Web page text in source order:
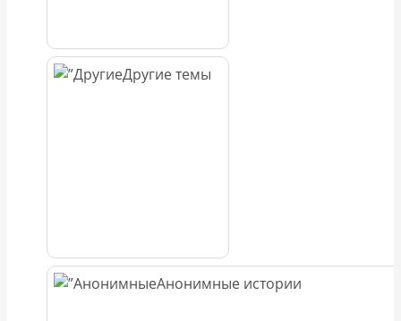
Другие темы
Анонимные истории